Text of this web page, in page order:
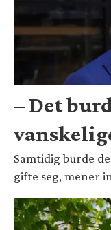
– Det
Samtidig burde
gifte seg, mener